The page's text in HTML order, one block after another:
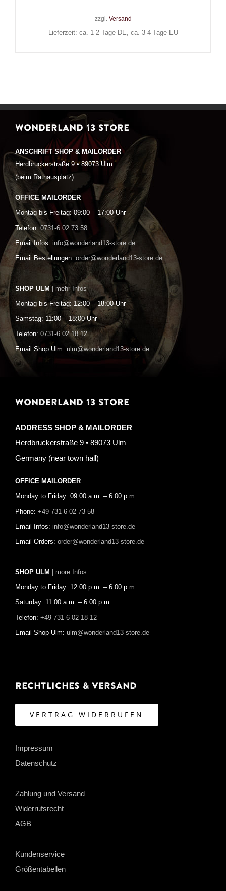
zzgl. Versand
Lieferzeit: ca. 1-2 Tage DE, ca. 3-4 Tage EU
WONDERLAND 13 STORE
ANSCHRIFT SHOP & MAILORDER
Herdbruckerstraße 9 • 89073 Ulm
(beim Rathausplatz)
OFFICE MAILORDER
Montag bis Freitag: 09:00 – 17:00 Uhr
Telefon: 0731-6 02 73 58
Email Infos: info@wonderland13-store.de
Email Bestellungen: order@wonderland13-store.de
SHOP ULM | mehr Infos
Montag bis Freitag: 12:00 – 18:00 Uhr
Samstag: 11:00 – 18:00 Uhr
Telefon: 0731-6 02 18 12
Email Shop Ulm: ulm@wonderland13-store.de
WONDERLAND 13 STORE
ADDRESS SHOP & MAILORDER
Herdbruckerstraße 9 • 89073 Ulm
Germany (near town hall)
OFFICE MAILORDER
Monday to Friday: 09:00 a.m. – 6:00 p.m
Phone: +49 731-6 02 73 58
Email Infos: info@wonderland13-store.de
Email Orders: order@wonderland13-store.de
SHOP ULM | more Infos
Monday to Friday: 12:00 p.m. – 6:00 p.m
Saturday: 11:00 a.m. – 6:00 p.m.
Telefon: +49 731-6 02 18 12
Email Shop Ulm: ulm@wonderland13-store.de
Rechtliches & Versand
VERTRAG WIDERRUFEN
Impressum
Datenschutz
Zahlung und Versand
Widerrufsrecht
AGB
Kundenservice
Größentabellen